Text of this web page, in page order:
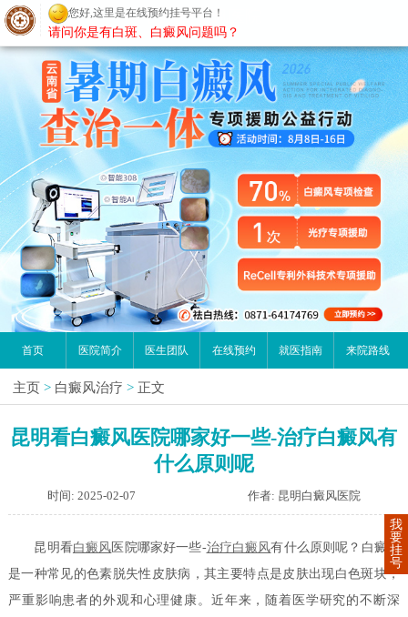
昆明白癜风医院
首页 医院简介 医生团队 在线预约 就医指南 来院路线
主页 > 白癜风治疗 > 正文
昆明看白癜风医院哪家好一些-治疗白癜风有
什么原则呢
时间: 2025-02-07 作者: 昆明白癜风医院
昆明看白癜风 医院哪家好一些-治疗白癜风有什么原则呢？白癜风
是一种常见的色素脱失性皮肤病，其主要特点是皮肤出现白色斑块，
严重影响患者的外观和心理健康。近年来，随着医学研究的不断深
我
要
挂
号
您好,这里是在线预约挂号平台！
请问你是有白斑、白癜风问题吗？